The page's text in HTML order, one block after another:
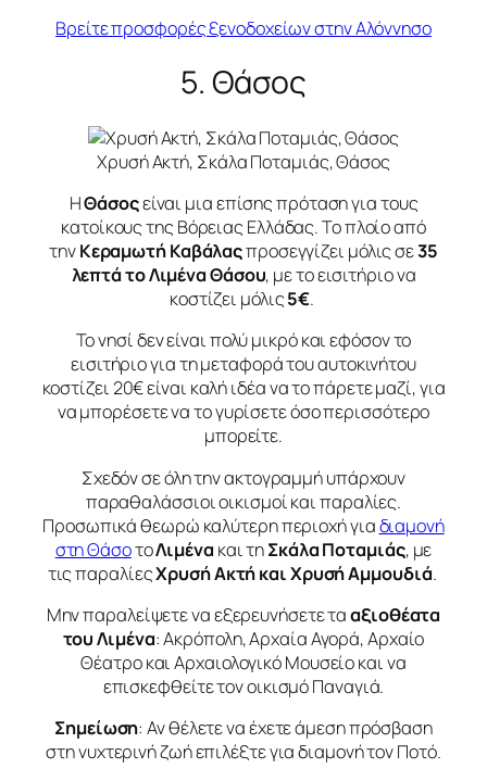
Βρείτε προσφορές ξενοδοχείων στην Αλόννησο
5. Θάσος
Χρυσή Ακτή, Σκάλα Ποταμιάς, Θάσος
ΗΘάσοςείναι μια επίσης πρόταση για τους
κατοίκους της Βόρειας Ελλάδας. Το πλοίο από
τηνΚεραμωτή Καβάλαςπροσεγγίζει μόλις σε35
λεπτά το Λιμένα Θάσου, με το εισιτήριο να
κοστίζει μόλις5€.
Το νησί δεν είναι πολύ μικρό και εφόσον το
εισιτήριο για τη μεταφορά του αυτοκινήτου
κοστίζει 20€ είναι καλή ιδέα να το πάρετε μαζί, για
να μπορέσετε να το γυρίσετε όσο περισσότερο
μπορείτε.
Σχεδόν σε όλη την ακτογραμμή υπάρχουν
παραθαλάσσιοι οικισμοί και παραλίες.
Προσωπικά θεωρώ καλύτερη περιοχή γιαδιαμονή
στη ΘάσοτοΛιμένα και τηΣκάλα Ποταμιάς, με
τις παραλίεςΧρυσή Ακτή και Χρυσή Αμμουδιά.
Μην παραλείψετε να εξερευνήσετε τααξιοθέατα
του Λιμένα: Ακρόπολη, Αρχαία Αγορά, Αρχαίο
Θέατρο και Αρχαιολογικό Μουσείο και να
επισκεφθείτε τον οικισμό Παναγιά.
Σημείωση: Αν θέλετε να έχετε άμεση πρόσβαση
στη νυχτερινή ζωή επιλέξτε για διαμονή τον Ποτό.